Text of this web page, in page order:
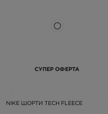
СУПЕР ОФЕРТА
NIKE ШОРТИ TECH FLEECE